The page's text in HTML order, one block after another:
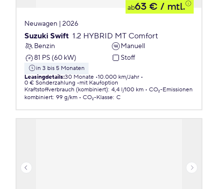
ab63 € / mtl.
Neuwagen | 2026
Suzuki Swift 1.2 HYBRID MT Comfort
Benzin
Manuell
81 PS (60 kW)
Stoff
in 3 bis 5 Monaten
Leasingdetails:30 Monate 10.000 km/Jahr
0 € Sonderzahlung
mit Kaufoption
Kraftstoffverbrauch (kombiniert): 4,4 l/100 km
CO₂-Emissionen
kombiniert: 99 g/km CO₂-Klasse: C